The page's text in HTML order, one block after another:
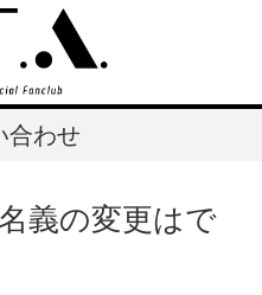
合わせ
義の変更はで